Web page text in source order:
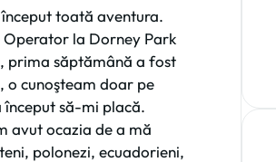
toată aventura.
Operator la Dorney Park
prima săptămână a fost
o cunoşteam doar pe
început să-mi placă.
avut ocazia de a mă
polonezi, ecuadorieni,